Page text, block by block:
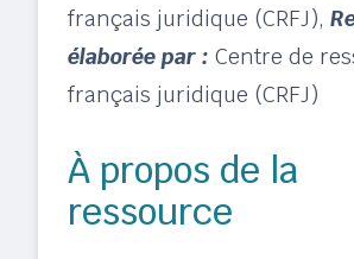
français juridique (CRFJ),
élaborée par : Centre de
français juridique (CRFJ)
À propos de la
ressource